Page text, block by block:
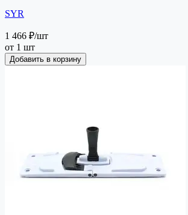
SYR
1 466 ₽/шт
от 1 шт
Добавить в корзину